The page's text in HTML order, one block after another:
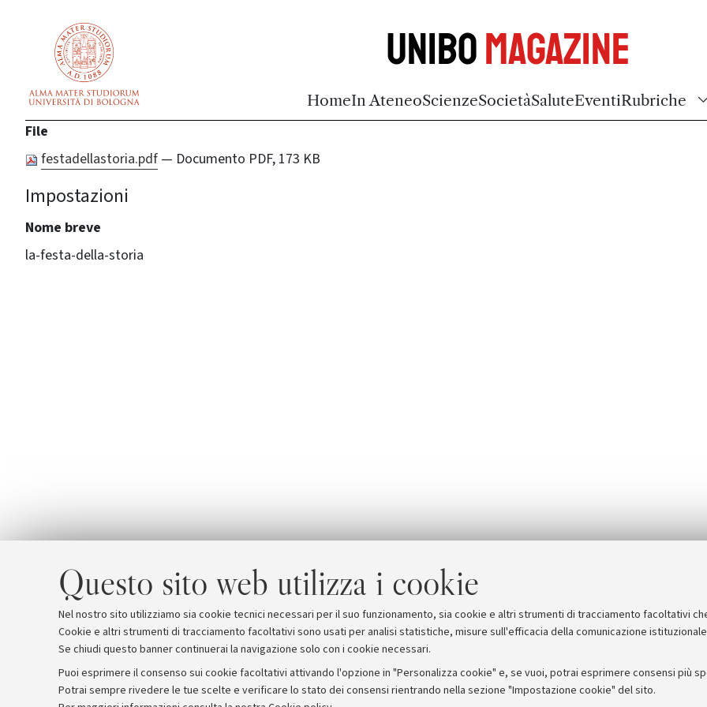
Questo sito web utilizza i cookie
Nel nostro sito utilizziamo sia cookie tecnici necessari per il suo funzionamento, sia cookie e altri strumenti di tracciamento facoltativi
Cookie e altri strumenti di tracciamento facoltativi sono usati per analisi statistiche, misure sull'efficacia della comunicazione
Se chiudi questo banner continuerai la navigazione solo con i cookie necessari.
Puoi esprimere il consenso sui cookie facoltativi attivando l'opzione in "Personalizza cookie" e, se vuoi, potrai esprimere consensi più
Potrai sempre rivedere le tue scelte e verificare lo stato dei consensi rientrando nella sezione "Impostazione cookie" del sito.
UniboMagazine
HomeIn AteneoScienzeSocietàSaluteEventiRubriche
File
festadellastoria.pdf — Documento PDF, 173 KB
Impostazioni
Nome breve
la-festa-della-storia
Archivio Comunicati stampa Redazione Rassegna stampa